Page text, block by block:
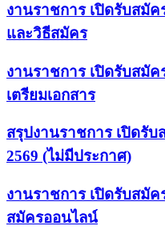
งานราชการ เปิดรับสมั
และวิธีสมัคร
งานราชการ เปิดรับสมัค
เตรียมเอกสาร
สรุปงานราชการ เปิดรั
2569 (ไม่มีประกาศ)
งานราชการ เปิดรับสมั
สมัครออนไลน์